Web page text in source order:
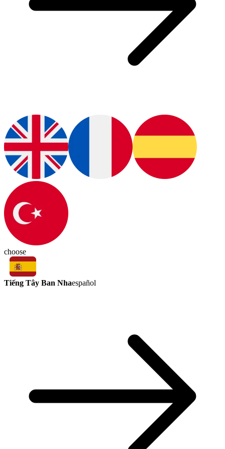
choose
Tiếng Tây Ban Nhaespañol